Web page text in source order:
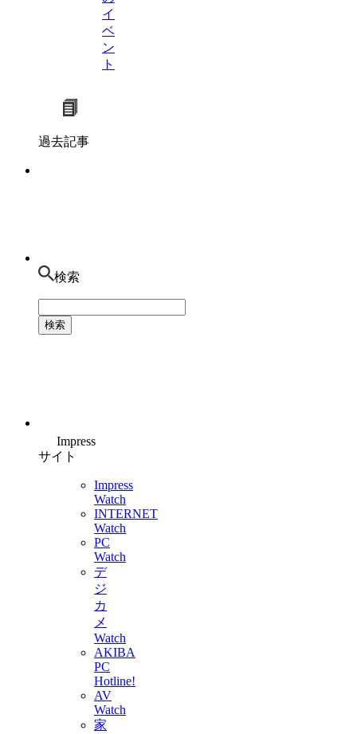
イ
ベ
ン
ト
過去記事
検索
Impress
サイト
Impress
Watch
INTERNET
Watch
PC
Watch
デ
ジ
カ
メ
Watch
AKIBA
PC
Hotline!
AV
Watch
家